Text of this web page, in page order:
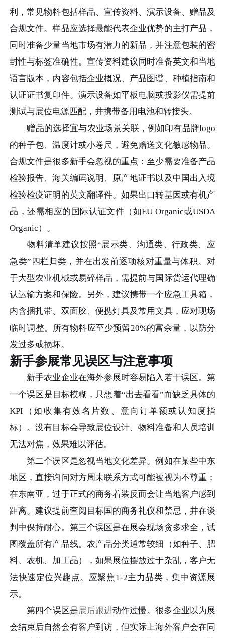
利，常见物料包括样品、宣传资料、演示设备、赠品及
合规文件。样品应选择最能代表企业优势的主打产品，
同时准备少量当地市场有潜力的新品，并注意包装的密
封性与标签准确性。宣传资料建议同时准备英文和当地
语言版本，内容包括企业概况、产品图谱、种植指南和
认证证书复印件。演示设备如平板电脑或投影仪需提前
测试与展位电源匹配，并携带备用电池和转接头。
赠品的选择宜与农业场景关联，例如印有品牌logo
的种子包、温度计或小卷尺，避免赠送文化敏感物品。
合规文件是很多新手会忽视的重点：至少需要准备产品
检验报告、海关编码说明、原产地证书以及中国出入境
检验检疫证明的英文翻译件。如果出口转基因或有机产
品，还需相应的国际认证文件（如EU Organic或USDA
Organic）。
物料清单建议按照“展示类、沟通类、行政类、应
急类”四栏归类，并在出发前逐项核对重量与体积。对
于大型农业机械或易碎样品，需提前与国际货运代理确
认运输方案和保险。另外，建议携带一个应急工具箱，
内含捆扎带、双面胶、便携灯具及常用文具，应对现场
临时调整。所有物料应至少预留20%的富余量，以防分
发过多或损坏。
新手参展常见误区与注意事项
新手农业企业在海外参展时容易陷入若干误区。第
一个误区是目标模糊，只想着“出去看看”而缺乏具体的
KPI（如收集有效名片数、意向订单额或认知度指
标）。没有目标会导致展位设计、物料准备和人员培训
无法对焦，效果难以评估。
第二个误区是忽视当地文化差异。例如在某些中东
地区，直接询问对方周末联系方式可能被视为不尊重；
在东南亚，过于正式的商务着装反而会让当地客户感到
距离。建议提前查阅目标国的商务礼仪和禁忌，并在谈
判中保持耐心。第三个误区是在展会现场贪多求全，试
图覆盖所有产品线。农产品分类通常较细（如种子、肥
料、农机、加工品），如果展位摆放过于杂乱，客户无
法快速定位兴趣点。应聚焦1-2主力品类，集中资源展
示。
第四个误区是展后跟进动作过慢。很多企业以为展
会结束后自然会有客户到访，但实际上海外客户会在同